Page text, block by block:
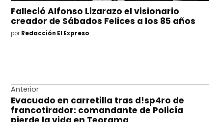
Falleció Alfonso Lizarazo el visionario
creador de Sábados Felices a los 85 años
por Redacción El Expreso
Navegación
de
Anterior
Evacuado en carretilla tras d!sp4ro de
francotirador: comandante de Policía